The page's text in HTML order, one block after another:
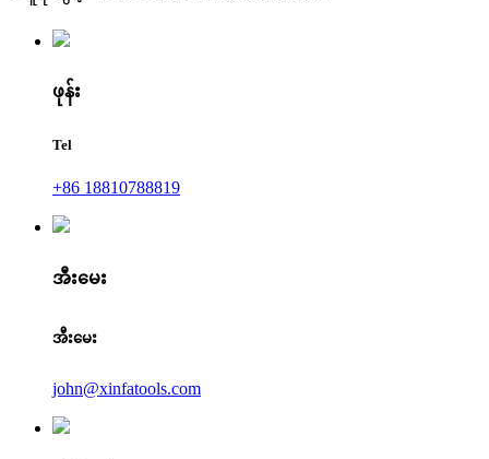
ဖုန်း
Tel
+86 18810788819
အီးမေး
အီးမေး
john@xinfatools.com